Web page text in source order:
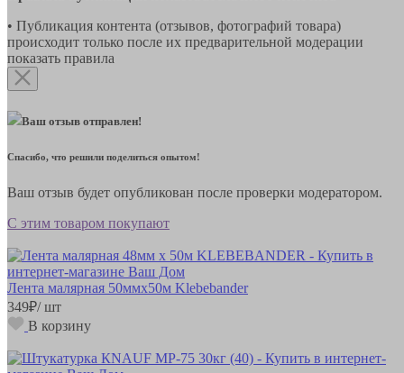
• Публикация контента (отзывов, фотографий товара)
происходит только после их предварительной модерации
показать правила
Ваш отзыв отправлен!
Спасибо, что решили поделиться опытом!
Ваш отзыв будет опубликован после проверки модератором.
С этим товаром покупают
Лента малярная 50ммх50м Klebebander
349₽/ шт
В корзину